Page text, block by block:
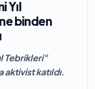
Yıl
binden
Tebrikleri"
katıldı.